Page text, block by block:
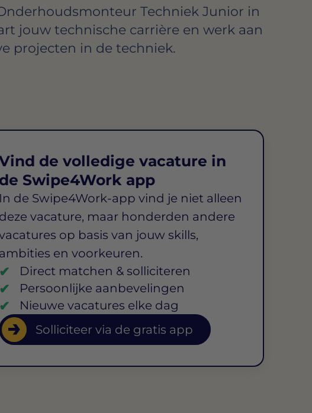
Techniek Junior in
jouw technische carrière en werk aan
projecten in de techniek.
de volledige vacature in
de Swipe4Work app
In de Swipe4Work-app vind je niet alleen
deze vacature, maar honderden andere
op basis van jouw skills,
ambities en voorkeuren.
Direct matchen & solliciteren
Persoonlijke aanbevelingen
Nieuwe vacatures elke dag
Solliciteer via de gratis app